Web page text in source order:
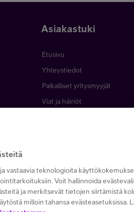
Asiakastuki
Etusivu
Yhteystiedot
Paikalliset yritysmyyjät
Viat ja häiriöt
vastaavia teknologioita
Voit hallinnoida
ja merkitsevät tietojen siirtämistä
milloin tahansa evästeasetuksissa.